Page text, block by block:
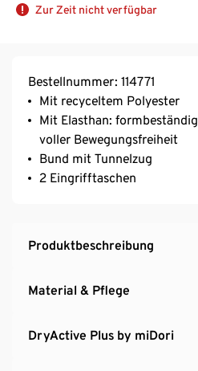
Zur Zeit nicht verfügbar
Bestellnummer: 114771
Mit recyceltem Polyester
Mit Elasthan:
voller Bewegungsfreiheit
Bund mit Tunnelzug
2 Eingrifftaschen
Produktbeschreibung
Material & Pflege
DryActive Plus by miDori